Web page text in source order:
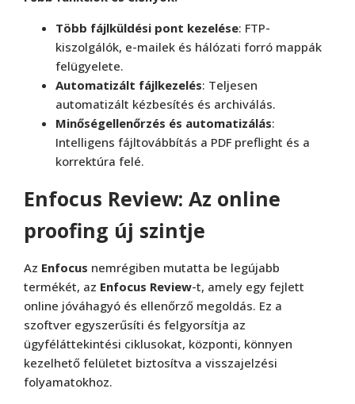
Több fájlküldési pont kezelése: FTP-
kiszolgálók, e-mailek és hálózati forró mappák
felügyelete.
Automatizált fájlkezelés: Teljesen
automatizált kézbesítés és archiválás.
Minőségellenőrzés és automatizálás:
Intelligens fájltovábbítás a PDF preflight és a
korrektúra felé.
Enfocus Review: Az online
proofing új szintje
Az Enfocus nemrégiben mutatta be legújabb
termékét, az Enfocus Review-t, amely egy fejlett
online jóváhagyó és ellenőrző megoldás. Ez a
szoftver egyszerűsíti és felgyorsítja az
ügyféláttekintési ciklusokat, központi, könnyen
kezelhető felületet biztosítva a visszajelzési
folyamatokhoz.